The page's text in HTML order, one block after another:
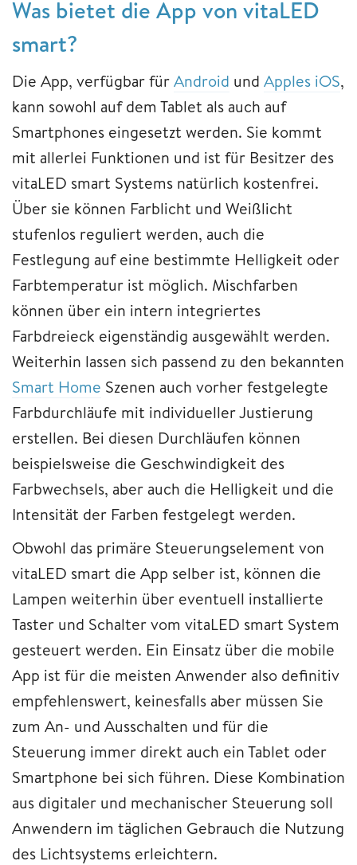
Was bietet die App von vitaLED
smart?
Die App, verfügbar fürAndroid und Apples iOS,
kann sowohl auf dem Tablet als auch auf
Smartphones eingesetzt werden. Sie kommt
mit allerlei Funktionen und ist für Besitzer des
vitaLED smart Systems natürlich kostenfrei.
Über sie können Farblicht und Weißlicht
stufenlos reguliert werden, auch die
Festlegung auf eine bestimmte Helligkeit oder
Farbtemperatur ist möglich. Mischfarben
können über ein intern integriertes
Farbdreieck eigenständig ausgewählt werden.
Weiterhin lassen sich passend zu den bekannten
Smart Home Szenen auch vorher festgelegte
Farbdurchläufe mit individueller Justierung
erstellen. Bei diesen Durchläufen können
beispielsweise die Geschwindigkeit des
Farbwechsels, aber auch die Helligkeit und die
Intensität der Farben festgelegt werden.
Obwohl das primäre Steuerungselement von
vitaLED smart die App selber ist, können die
Lampen weiterhin über eventuell installierte
Taster und Schalter vom vitaLED smart System
gesteuert werden. Ein Einsatz über die mobile
App ist für die meisten Anwender also definitiv
empfehlenswert, keinesfalls aber müssen Sie
zum An- und Ausschalten und für die
Steuerung immer direkt auch ein Tablet oder
Smartphone bei sich führen. Diese Kombination
aus digitaler und mechanischer Steuerung soll
Anwendern im täglichen Gebrauch die Nutzung
des Lichtsystems erleichtern.